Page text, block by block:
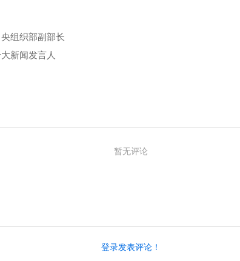
组织部副部长
新闻发言人
暂无评论
登录发表评论！